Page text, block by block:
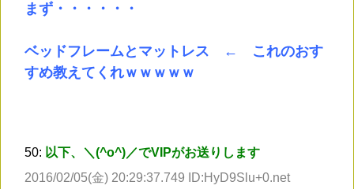
まず・・・・・・
ベッドフレームとマットレス ← これのおす
すめ教えてくれｗｗｗｗｗ
50: 以下、＼(^o^)／でVIPがお送りします
2016/02/05(金) 20:29:37.749 ID:HyD9Slu+0.net